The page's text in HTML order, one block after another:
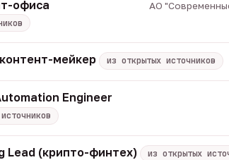
офиса АО
мейкер из открытых источников
Engineer
Lead (крипто-финтех) из открытых